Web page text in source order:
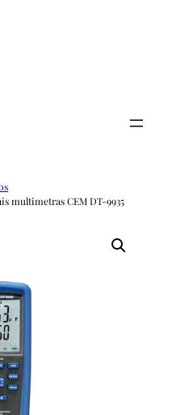
multimetras CEM DT-9935